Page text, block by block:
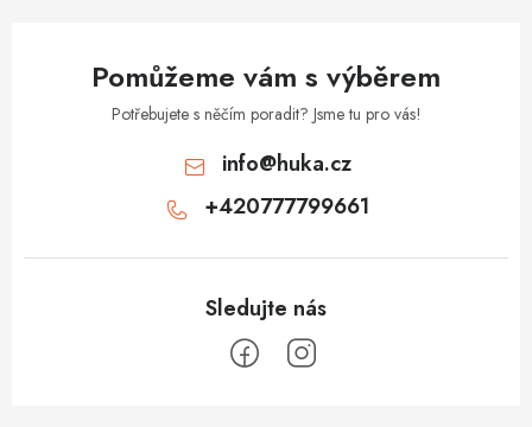
Pomůžeme vám s výběrem
Potřebujete s něčím poradit? Jsme tu pro vás!
info@huka.cz
+420777799661